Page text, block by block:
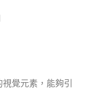
覺元素，能夠引